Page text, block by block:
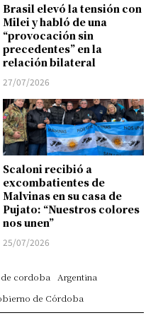
Brasil elevó la tensión con
Milei y habló de una
“provocación sin
precedentes” en la
relación bilateral
27/07/2026
Scaloni recibió a
excombatientes de
Malvinas en su casa de
Pujato: “Nuestros colores
nos unen”
25/07/2026
cordoba
Argentina
de Córdoba